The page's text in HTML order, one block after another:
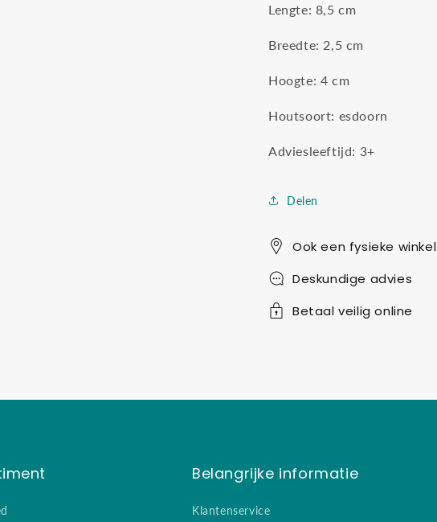
Lengte: 8,5 cm
Breedte: 2,5 cm
Hoogte: 4 cm
Houtsoort: esdoorn
Adviesleeftijd: 3+
Delen
Ook een fysieke winkel
Deskundige advies
Betaal veilig online
Belangrijke informatie
Klantenservice